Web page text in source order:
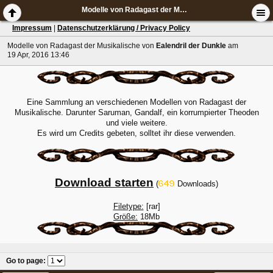
Modelle von Radagast der Musikalische
Impressum Datenschutzerklärung / Privacy Policy
Modelle von Radagast der Musikalische von Ealendril der Dunkle am
19 Apr, 2016 13:46
Eine Sammlung an verschiedenen Modellen von Radagast der
Musikalische. Darunter Saruman, Gandalf, ein korrumpierter Theoden
und viele weitere.
Es wird um Credits gebeten, solltet ihr diese verwenden.
Download starten ( Downloads)
Filetype: [rar]
Größe: 18Mb
Go to page: